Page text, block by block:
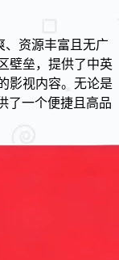
、资源丰富且无广
壁垒，提供了中英
影视内容。无论是
了一个便捷且高品